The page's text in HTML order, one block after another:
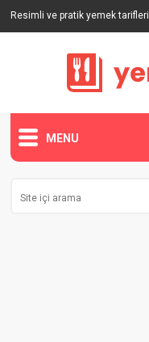
Resimli ve pratik yemek tarifleri
MENU